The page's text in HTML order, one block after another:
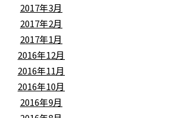
2017年3月
2017年2月
2017年1月
2016年12月
2016年11月
2016年10月
2016年9月